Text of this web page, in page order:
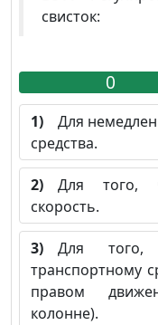
свисток:
0
1) Для
средства.
2) Для того,
скорость.
3) Для того,
транспортному
правом
колонне).